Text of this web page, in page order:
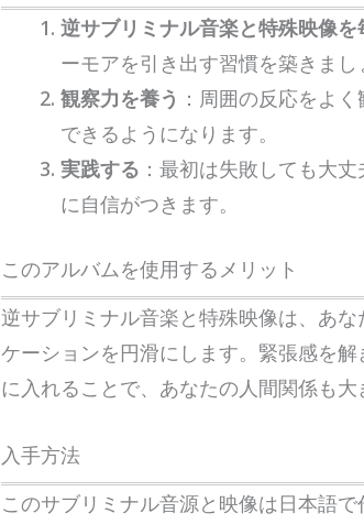
逆サブリミナル音楽と特殊映像を
ーモアを引き出す習慣を築きまし
観察力を養う ：周囲の反応をよ
できるようになります。
実践する ：最初は失敗しても大
に自信がつきます。
このアルバムを使用するメリット
逆サブリミナル音楽と特殊映像は、あ
ケーションを円滑にします。緊張感を
に入れることで、あなたの人間関係も大
入手方法
このサブリミナル音源と映像は日本語